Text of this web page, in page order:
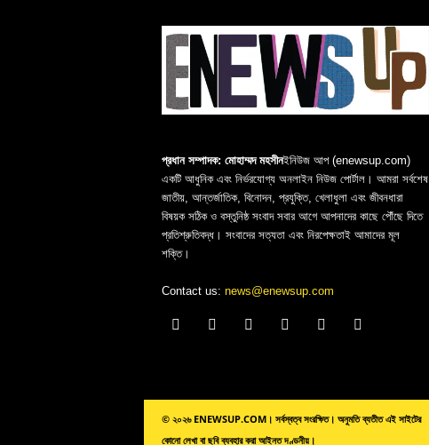
প্রধান সম্পাদক: মোহাম্মদ মহসীনইনিউজ আপ (enewsup.com)
একটি আধুনিক এবং নির্ভরযোগ্য অনলাইন নিউজ পোর্টাল। আমরা সর্বশেষ
জাতীয়, আন্তর্জাতিক, বিনোদন, প্রযুক্তি, খেলাধুলা এবং জীবনধারা
বিষয়ক সঠিক ও বস্তুনিষ্ঠ সংবাদ সবার আগে আপনাদের কাছে পৌঁছে দিতে
প্রতিশ্রুতিবদ্ধ। সংবাদের সত্যতা এবং নিরপেক্ষতাই আমাদের মূল
শক্তি।
Contact us: news@enewsup.com
© ২০২৬ ENEWSUP.COM। সর্বস্বত্ব সংরক্ষিত। অনুমতি ব্যতীত এই সাইটের
কোনো লেখা বা ছবি ব্যবহার করা আইনত দণ্ডনীয়।